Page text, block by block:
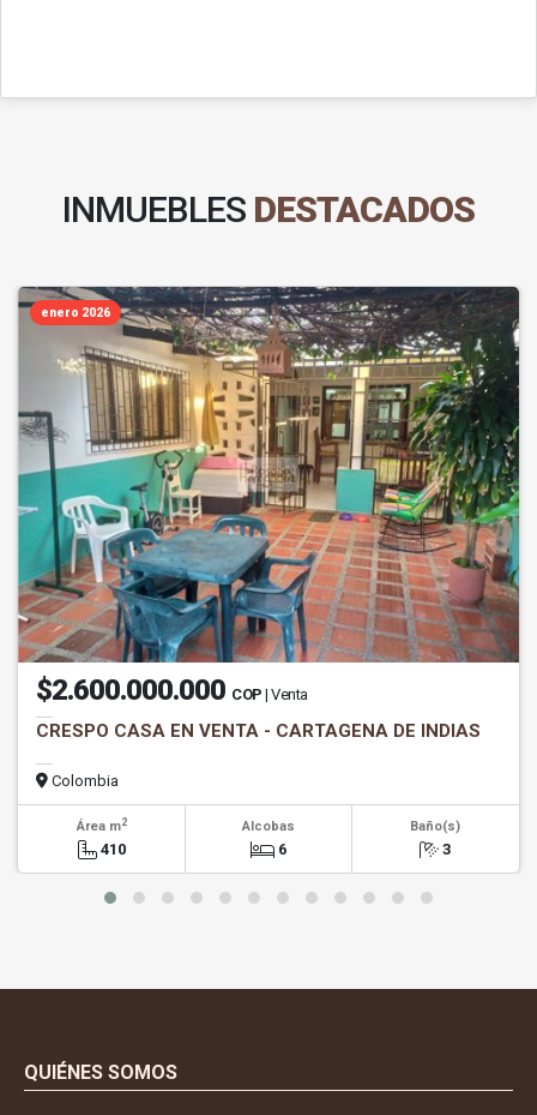
INMUEBLES DESTACADOS
enero 2026
$2.600.000.000 COP | Venta
CRESPO CASA EN VENTA - CARTAGENA DE INDIAS
Colombia
Área m2
410
Alcobas
6
Baño(s)
3
QUIÉNES SOMOS